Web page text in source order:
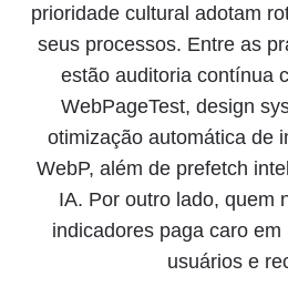
prioridade cultural adotam
seus processos. Entre as
estão auditoria contínua
WebPageTest, design
otimização automática de
WebP, além de prefetch
IA. Por outro lado, quem
indicadores paga caro
usuários e